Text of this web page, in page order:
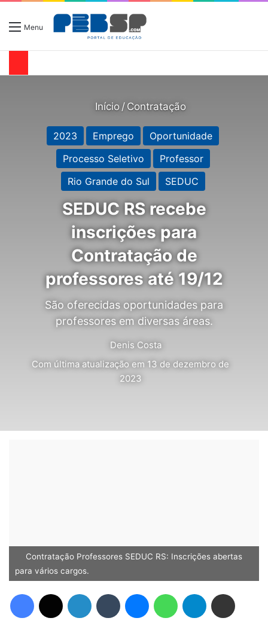
Menu
Início / Contratação
2023 Emprego
Oportunidade
Processo Seletivo
Professor
Rio Grande do Sul
SEDUC
SEDUC RS recebe
inscrições para
Contratação de
professores até 19/12
São oferecidas oportunidades para
professores em diversas áreas.
Denis Costa
Com última atualização em 13 de dezembro de
2023
Contratação Professores SEDUC RS: Inscrições abertas
para vários cargos.